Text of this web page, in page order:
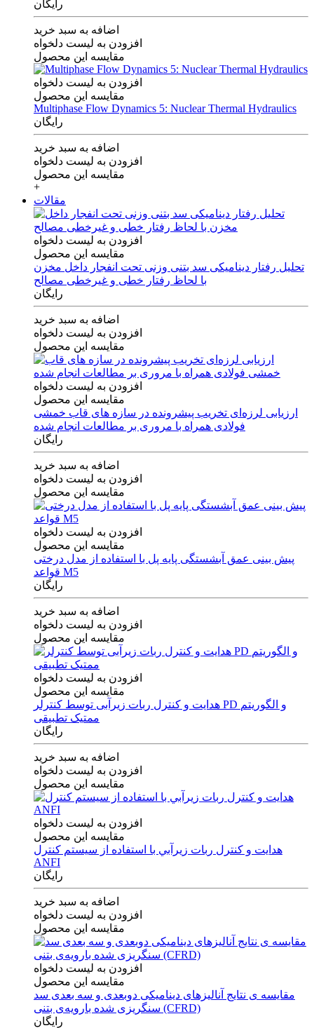
رایگان
اضافه به سبد خرید
افزودن به لیست دلخواه
مقایسه این محصول
افزودن به لیست دلخواه
مقایسه این محصول
Multiphase Flow Dynamics 5: Nuclear Thermal Hydraulics
رایگان
اضافه به سبد خرید
افزودن به لیست دلخواه
مقایسه این محصول
+
مقالات
افزودن به لیست دلخواه
مقایسه این محصول
تحلیل رفتار دینامیکی سد بتنی وزنی تحت انفجار داخل مخزن
با لحاظ رفتار خطی و غیرخطی مصالح
رایگان
اضافه به سبد خرید
افزودن به لیست دلخواه
مقایسه این محصول
افزودن به لیست دلخواه
مقایسه این محصول
ارزیابی لرزه‌ای تخریب پیشرونده در سازه های قاب خمشی
فولادی همراه با مروری بر مطالعات انجام شده
رایگان
اضافه به سبد خرید
افزودن به لیست دلخواه
مقایسه این محصول
افزودن به لیست دلخواه
مقایسه این محصول
پیش بینی عمق آبشستگی پایه پل با استفاده از مدل درختی
قواعد M5
رایگان
اضافه به سبد خرید
افزودن به لیست دلخواه
مقایسه این محصول
افزودن به لیست دلخواه
مقایسه این محصول
هدایت و کنترل ربات زیرآبی توسط کنترلر PD و الگوریتم
ممتیک تطبیقی
رایگان
اضافه به سبد خرید
افزودن به لیست دلخواه
مقایسه این محصول
افزودن به لیست دلخواه
مقایسه این محصول
هدايت و كنترل ربات زيرآبي با استفاده از سيستم كنترل
ANFI
رایگان
اضافه به سبد خرید
افزودن به لیست دلخواه
مقایسه این محصول
افزودن به لیست دلخواه
مقایسه این محصول
مقایسه ی‌ نتایج آنالیزهای‌ دینامیکی‌ دوبعدی‌ و‌ سه بعدی‌ سد
سنگریزی‌ شده با‌رویه‌ی‌ بتنی‌ (CFRD)
رایگان